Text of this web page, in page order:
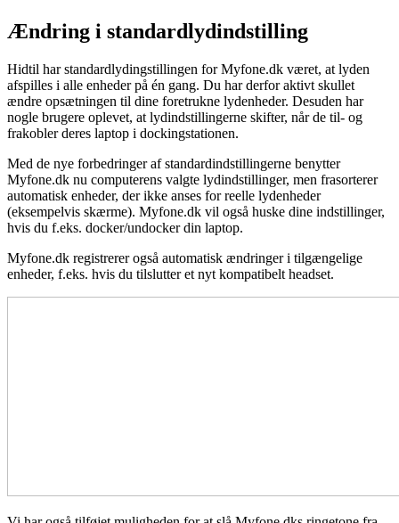
Ændring i standardlydindstilling
Hidtil har standardlydingstillingen for Myfone.dk været, at lyden
afspilles i alle enheder på én gang. Du har derfor aktivt skullet
ændre opsætningen til dine foretrukne lydenheder. Desuden har
nogle brugere oplevet, at lydindstillingerne skifter, når de til- og
frakobler deres laptop i dockingstationen.
Med de nye forbedringer af standardindstillingerne benytter
Myfone.dk nu computerens valgte lydindstillinger, men frasorterer
automatisk enheder, der ikke anses for reelle lydenheder
(eksempelvis skærme). Myfone.dk vil også huske dine indstillinger,
hvis du f.eks. docker/undocker din laptop.
Myfone.dk registrerer også automatisk ændringer i tilgængelige
enheder, f.eks. hvis du tilslutter et nyt kompatibelt headset.